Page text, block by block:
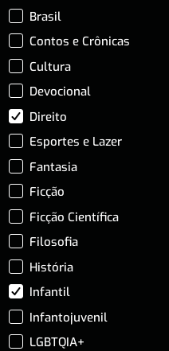
Brasil
Contos e Crônicas
Cultura
Devocional
Direito
Esportes e Lazer
Fantasia
Ficção
Ficção Científica
Filosofia
História
Infantil
Infantojuvenil
LGBTQIA+